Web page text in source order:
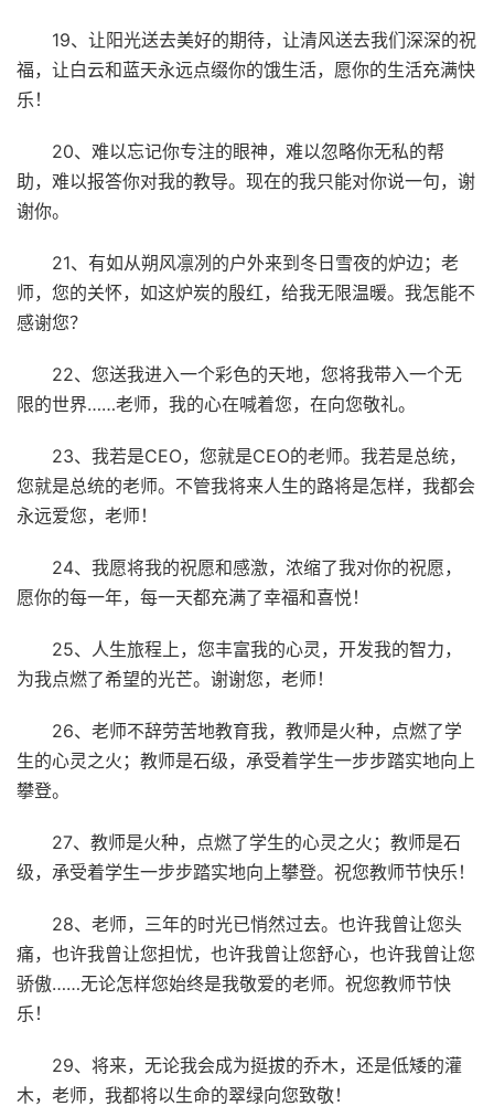
19、让阳光送去美好的期待，让清风送去我们深深的祝
福，让白云和蓝天永远点缀你的饿生活，愿你的生活充满快
乐！
20、难以忘记你专注的眼神，难以忽略你无私的帮
助，难以报答你对我的教导。现在的我只能对你说一句，谢
谢你。
21、有如从朔风凛冽的户外来到冬日雪夜的炉边；老
师，您的关怀，如这炉炭的殷红，给我无限温暖。我怎能不
感谢您？
22、您送我进入一个彩色的天地，您将我带入一个无
限的世界……老师，我的心在喊着您，在向您敬礼。
23、我若是CEO，您就是CEO的老师。我若是总统，
您就是总统的老师。不管我将来人生的路将是怎样，我都会
永远爱您，老师！
24、我愿将我的祝愿和感激，浓缩了我对你的祝愿，
愿你的每一年，每一天都充满了幸福和喜悦！
25、人生旅程上，您丰富我的心灵，开发我的智力，
为我点燃了希望的光芒。谢谢您，老师！
26、老师不辞劳苦地教育我，教师是火种，点燃了学
生的心灵之火；教师是石级，承受着学生一步步踏实地向上
攀登。
27、教师是火种，点燃了学生的心灵之火；教师是石
级，承受着学生一步步踏实地向上攀登。祝您教师节快乐！
28、老师，三年的时光已悄然过去。也许我曾让您头
痛，也许我曾让您担忧，也许我曾让您舒心，也许我曾让您
骄傲……无论怎样您始终是我敬爱的老师。祝您教师节快
乐！
29、将来，无论我会成为挺拔的乔木，还是低矮的灌
木，老师，我都将以生命的翠绿向您致敬！